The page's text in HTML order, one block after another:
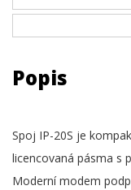
Popis
Spoj IP-20S je
licencovaná pásma s
Moderní modem